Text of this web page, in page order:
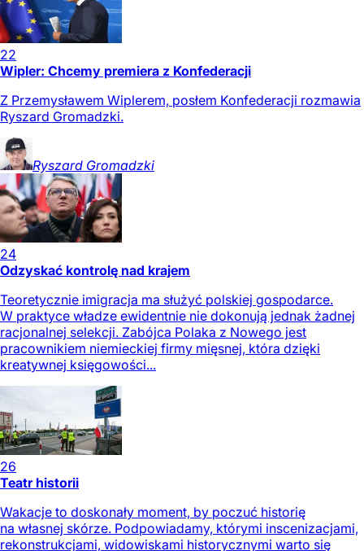
22
Wipler: Chcemy premiera z Konfederacji
Z Przemysławem Wiplerem, posłem Konfederacji rozmawia
Ryszard Gromadzki.
Ryszard Gromadzki
24
Odzyskać kontrolę nad krajem
Teoretycznie imigracja ma służyć polskiej gospodarce.
W praktyce władze ewidentnie nie dokonują jednak żadnej
racjonalnej selekcji. Zabójca Polaka z Nowego jest
pracownikiem niemieckiej firmy mięsnej, która dzięki
kreatywnej księgowości...
26
Teatr historii
Wakacje to doskonały moment, by poczuć historię
na własnej skórze. Podpowiadamy, którymi inscenizacjami,
rekonstrukcjami, widowiskami historycznymi warto się